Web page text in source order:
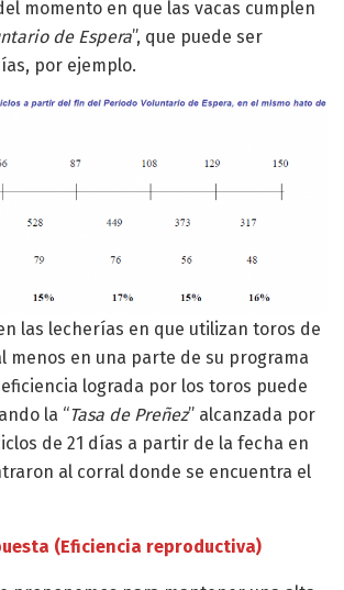
momento en que las vacas cumplen
de Espera”, que puede ser
por ejemplo.
las lecherías en que utilizan toros de
menos en una parte de su programa
lograda por los toros puede
la “Tasa de Preñez” alcanzada por
de 21 días a partir de la fecha en
al corral donde se encuentra el
(Eficiencia reproductiva)